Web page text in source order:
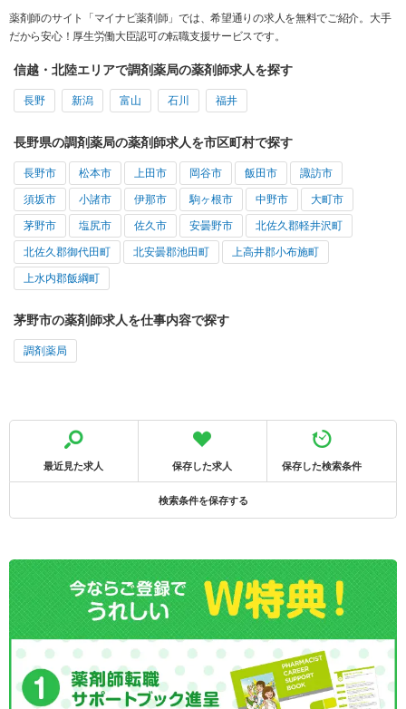
薬剤師のサイト「マイナビ薬剤師」では、希望通りの求人を無料でご紹介。大手
だから安心！厚生労働大臣認可の転職支援サービスです。
信越・北陸エリアで調剤薬局の薬剤師求人を探す
長野 新潟 富山 石川 福井
長野県の調剤薬局の薬剤師求人を市区町村で探す
長野市 松本市 上田市 岡谷市 飯田市 諏訪市
須坂市 小諸市 伊那市 駒ヶ根市 中野市 大町市
茅野市 塩尻市 佐久市 安曇野市 北佐久郡軽井沢町
北佐久郡御代田町 北安曇郡池田町 上高井郡小布施町
上水内郡飯綱町
茅野市の薬剤師求人を仕事内容で探す
調剤薬局
最近見た求人 保存した求人 保存した検索条件
検索条件を保存する